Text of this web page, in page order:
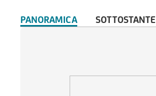
PANORAMICA SOTTOSTANTE